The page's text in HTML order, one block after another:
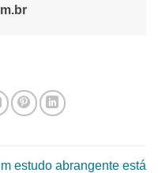
estudo abrangente está